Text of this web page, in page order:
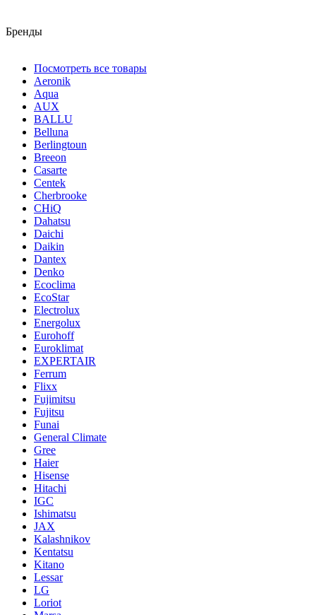
Бренды
Посмотреть все товары
Aeronik
Aqua
AUX
BALLU
Belluna
Berlingtoun
Breeon
Casarte
Centek
Cherbrooke
CHiQ
Dahatsu
Daichi
Daikin
Dantex
Denko
Ecoclima
EcoStar
Electrolux
Energolux
Eurohoff
Euroklimat
EXPERTAIR
Ferrum
Flixx
Fujimitsu
Fujitsu
Funai
General Climate
Gree
Haier
Hisense
Hitachi
IGC
Ishimatsu
JAX
Kalashnikov
Kentatsu
Kitano
Lessar
LG
Loriot